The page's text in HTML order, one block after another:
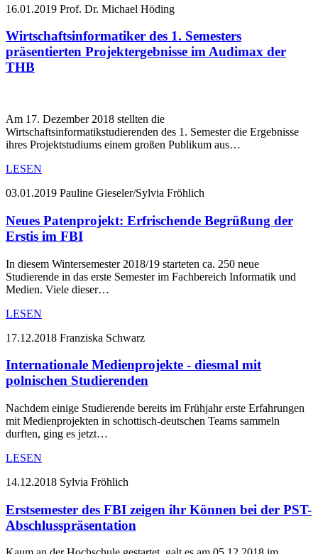
16.01.2019 Prof. Dr. Michael Höding
Wirtschaftsinformatiker des 1. Semesters
präsentierten Projektergebnisse im Audimax der
THB
Am 17. Dezember 2018 stellten die
Wirtschaftsinformatikstudierenden des 1. Semester die Ergebnisse
ihres Projektstudiums einem großen Publikum aus…
LESEN
03.01.2019 Pauline Gieseler/Sylvia Fröhlich
Neues Patenprojekt: Erfrischende Begrüßung der
Erstis im FBI
In diesem Wintersemester 2018/19 starteten ca. 250 neue
Studierende in das erste Semester im Fachbereich Informatik und
Medien. Viele dieser…
LESEN
17.12.2018 Franziska Schwarz
Internationale Medienprojekte - diesmal mit
polnischen Studierenden
Nachdem einige Studierende bereits im Frühjahr erste Erfahrungen
mit Medienprojekten in schottisch-deutschen Teams sammeln
durften, ging es jetzt…
LESEN
14.12.2018 Sylvia Fröhlich
Erstsemester des FBI zeigen ihr Können bei der PST-
Abschlusspräsentation